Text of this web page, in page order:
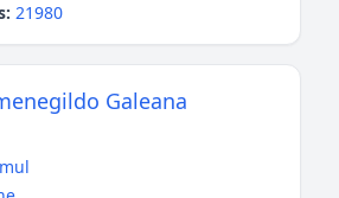
21980
Galeana